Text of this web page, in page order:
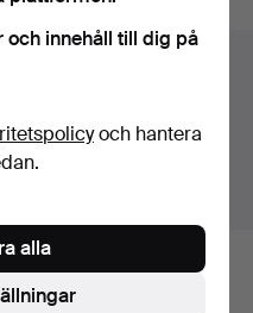
och innehåll till dig på
och hantera
alla